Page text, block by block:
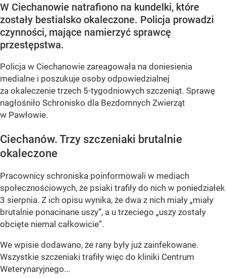
W Ciechanowie natrafiono na kundelki, które
zostały bestialsko okaleczone. Policja prowadzi
czynności, mające namierzyć sprawcę
przestępstwa.
Policja w Ciechanowie zareagowała na doniesienia
medialne i poszukuje osoby odpowiedzialnej
za okaleczenie trzech 5-tygodniowych szczeniąt. Sprawę
nagłośniło Schronisko dla Bezdomnych Zwierząt
w Pawłowie.
Ciechanów. Trzy szczeniaki brutalnie
okaleczone
Pracownicy schroniska poinformowali w mediach
społecznościowych, że psiaki trafiły do nich w poniedziałek
3 sierpnia. Z ich opisu wynika, że dwa z nich miały „miały
brutalnie ponacinane uszy”, a u trzeciego „uszy zostały
obcięte niemal całkowicie”.
We wpisie dodawano, że rany były już zainfekowane.
Wszystkie szczeniaki trafiły więc do kliniki Centrum
Weterynaryjnego...